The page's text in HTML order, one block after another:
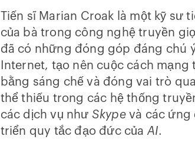
Tiến sĩ Marian Croak là một kỹ
của bà trong công nghệ truyền
đã có những đóng góp đáng chú
Internet, tạo nên cuộc cách
bằng sáng chế và đóng vai trò
thể thiếu trong các hệ thống
các dịch vụ như Skypevà các ứng
triển quy tắc đạo đức củaAI.